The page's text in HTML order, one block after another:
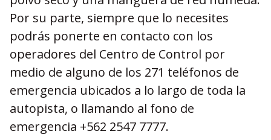
Por su parte, siempre que lo necesites
podrás ponerte en contacto con los
operadores del Centro de Control por
medio de alguno de los 271 teléfonos de
emergencia ubicados a lo largo de toda la
autopista, o llamando al fono de
emergencia +562 2547 7777.